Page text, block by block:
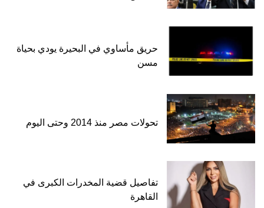
حريق مأساوي في البحيرة يودي بحياة
مسن
تحولات مصر منذ 2014 وحتى اليوم
تفاصيل قضية المخدرات الكبرى في
القاهرة